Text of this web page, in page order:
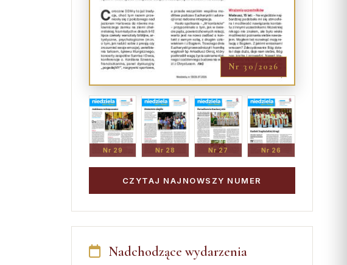
Nr 30/2026
Nr 29 Nr 28 Nr 27 Nr 26
CZYTAJ NAJNOWSZY NUMER
Nadchodzące wydarzenia